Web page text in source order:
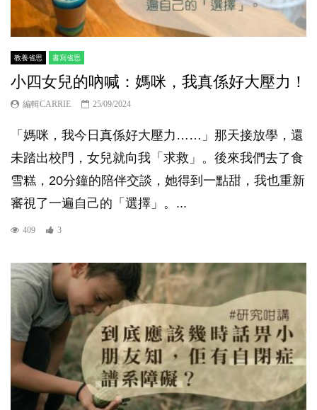
教養省思 書寫省思
小四女兒的吶喊：媽咪，我真係好大壓力！
編輯CARRIE 25/09/2024
「媽咪，我今日真係好大壓力……」那天接放學，還
未踏出校門，女兒就向我「求救」。後來我們去了食
雪糕，20分鐘的陪伴交談，她得到一點甜，我也重新
審視了一遍自己的「選擇」。...
409 3